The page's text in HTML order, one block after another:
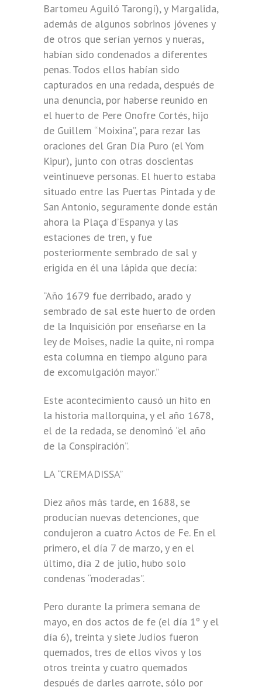
Bartomeu Aguiló Tarongí), y Margalida,
además de algunos sobrinos jóvenes y
de otros que serían yernos y nueras,
habían sido condenados a diferentes
penas. Todos ellos habían sido
capturados en una redada, después de
una denuncia, por haberse reunido en
el huerto de Pere Onofre Cortés, hijo
de Guillem “Moixina”, para rezar las
oraciones del Gran Día Puro (el Yom
Kipur), junto con otras doscientas
veintinueve personas. El huerto estaba
situado entre las Puertas Pintada y de
San Antonio, seguramente donde están
ahora la Plaça d’Espanya y las
estaciones de tren, y fue
posteriormente sembrado de sal y
erigida en él una lápida que decía:
“Año 1679 fue derribado, arado y
sembrado de sal este huerto de orden
de la Inquisición por enseñarse en la
ley de Moises, nadie la quite, ni rompa
esta columna en tiempo alguno para
de excomulgación mayor.”
Este acontecimiento causó un hito en
la historia mallorquina, y el año 1678,
el de la redada, se denominó “el año
de la Conspiración”.
LA “CREMADISSA”
Diez años más tarde, en 1688, se
producían nuevas detenciones, que
condujeron a cuatro Actos de Fe. En el
primero, el día 7 de marzo, y en el
último, día 2 de julio, hubo solo
condenas “moderadas”.
Pero durante la primera semana de
mayo, en dos actos de fe (el día 1º y el
día 6), treinta y siete Judíos fueron
quemados, tres de ellos vivos y los
otros treinta y cuatro quemados
después de darles garrote, sólo por